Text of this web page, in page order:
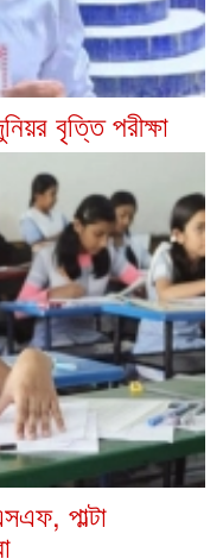
বৃত্তি পরীক্ষা
পাল্টা